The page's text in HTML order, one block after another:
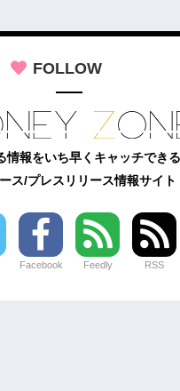
FOLLOW
情報をいち早くキャッチでき
ス/プレスリリース情報サイト
Facebook Feedly RSS